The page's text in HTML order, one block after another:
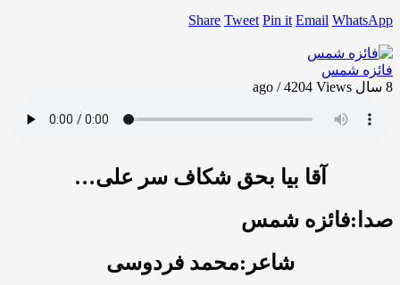
Share Tweet Pin it Email WhatsApp
فائزه شمس
8 سال ago / 4204
Views
آقا بیا بحق شکاف سر علی…
صدا:فائزه شمس
شاعر:محمد فردوسی